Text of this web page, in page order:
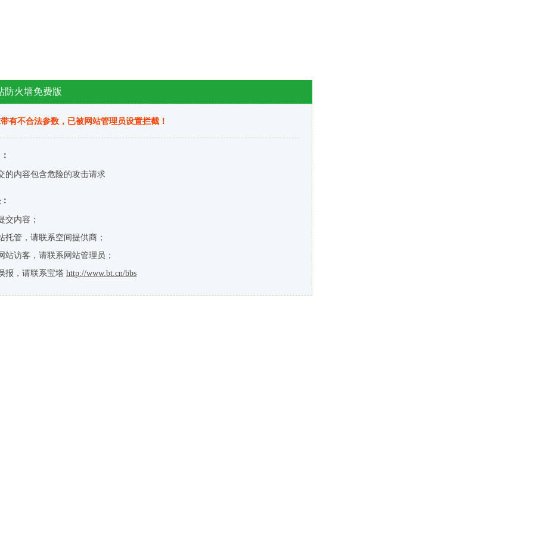
防火墙免费版
有不合法参数，已被网站管理员设置拦截！
的内容包含危险的攻击请求
交内容；
托管，请联系空间提供商；
站访客，请联系网站管理员；
报，请联系宝塔 http://www.bt.cn/bbs